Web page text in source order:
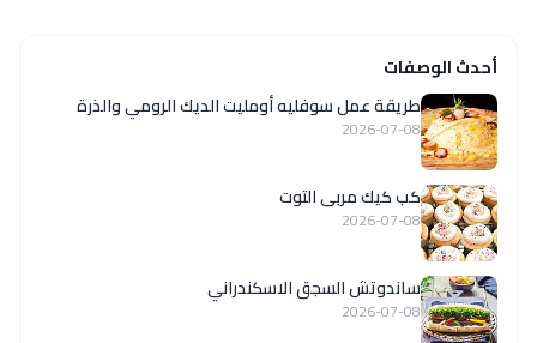
أحدث الوصفات
طريقة عمل سوفليه أومليت الديك الرومي والذرة
2026-07-08
كب كيك مربى التوت
2026-07-08
ساندوتش السجق الاسكندراني
2026-07-08